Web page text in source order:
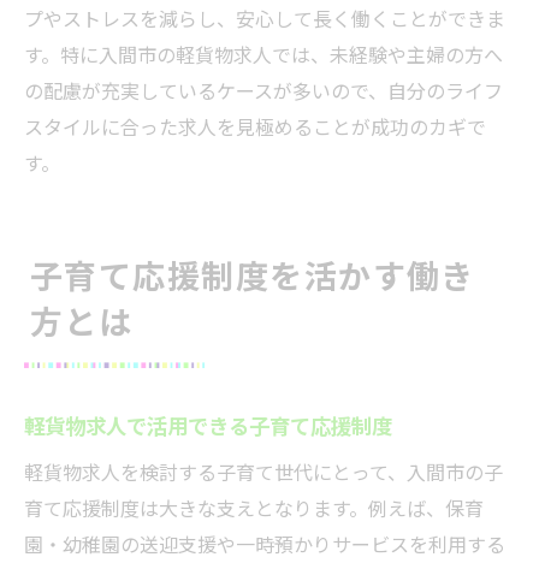
プやストレスを減らし、安心して長く働くことができま
す。特に入間市の軽貨物求人では、未経験や主婦の方へ
の配慮が充実しているケースが多いので、自分のライフ
スタイルに合った求人を見極めることが成功のカギで
す。
子育て応援制度を活かす働き
方とは
軽貨物求人で活用できる子育て応援制度
軽貨物求人を検討する子育て世代にとって、入間市の子
育て応援制度は大きな支えとなります。例えば、保育
園・幼稚園の送迎支援や一時預かりサービスを利用する